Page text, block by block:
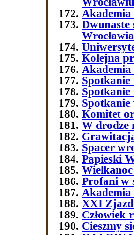
Dwunaste
Wrocławia
Kolejna
Akademia
Spotkanie
Spotkanie
Spotkanie
Komitet
W drodze
Spacer
Papieski
Profani w
Akademia
XXI Zjazd
Człowiek
Cieszmy